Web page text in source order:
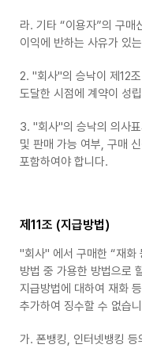
라. 기타 “이용자”의 구매
이익에 반하는 사유가 있
2. "회사"의 승낙이 제12
도달한 시점에 계약이 성
3. "회사"의 승낙의 의사
및 판매 가능 여부, 구매
포함하여야 합니다.
제11조 (지급방법)
"회사" 에서 구매한 “재화
방법 중 가용한 방법으로
지급방법에 대하여 재화
추가하여 징수할 수 없습
가. 폰뱅킹, 인터넷뱅킹 등